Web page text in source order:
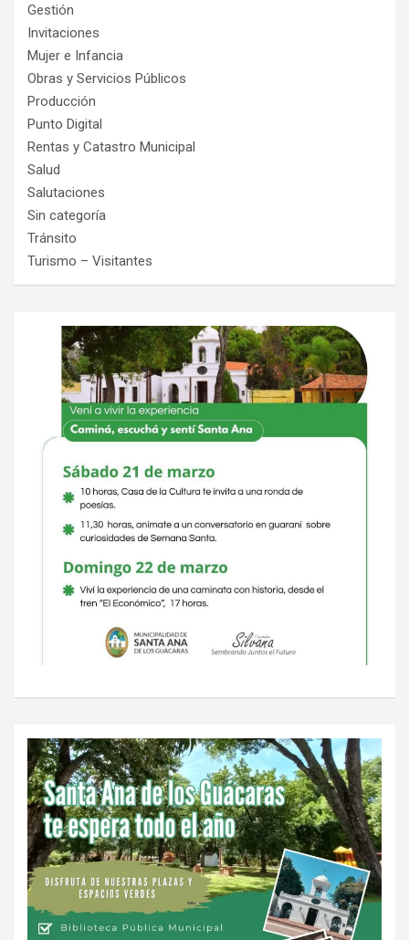
Gestión
Invitaciones
Mujer e Infancia
Obras y Servicios Públicos
Producción
Punto Digital
Rentas y Catastro Municipal
Salud
Salutaciones
Sin categoría
Tránsito
Turismo – Visitantes